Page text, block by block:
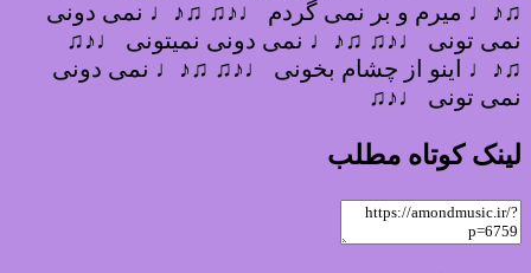
♫♪♩ میرم و بر نمی گردم ♩♪♫ ♫♪♩ نمی دونی
نمی تونی ♩♪♫ ♫♪♩ نمی دونی نمیتونی ♩♪♫
♫♪♩ اینو از چشام بخونی ♩♪♫ ♫♪♩ نمی دونی
نمی تونی ♩♪♫
لینک کوتاه مطلب